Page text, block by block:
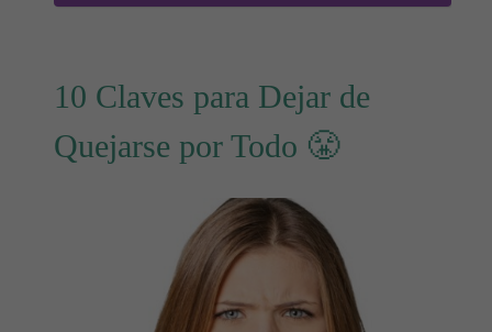
10 Claves para Dejar de
Quejarse por Todo 😤